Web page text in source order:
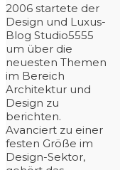
2006 startete der
Design und Luxus-
Blog Studio5555
um über die
neuesten Themen
im Bereich
Architektur und
Design zu
berichten.
Avanciert zu einer
festen Größe im
Design-Sektor,